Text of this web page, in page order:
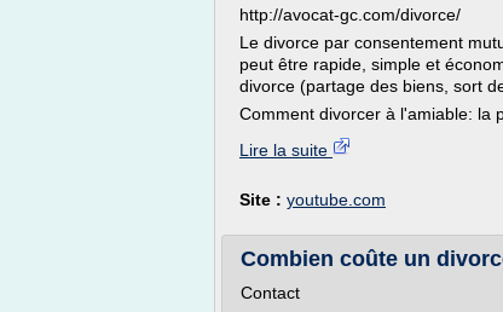
http://avocat-gc.com/divorce/
Le divorce par consentement
peut être rapide, simple et
divorce (partage des biens, sort
Comment divorcer à l'amiable: la
Lire la suite
Site : youtube.com
Combien coûte un
Contact